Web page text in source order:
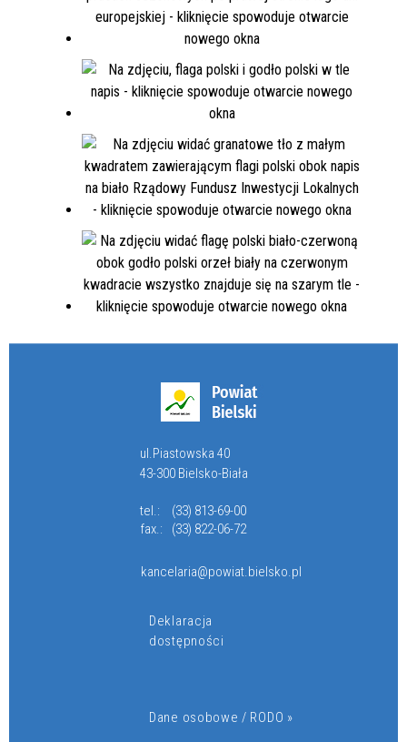
ul.Piastowska 40
43-300 Bielsko-Biała
tel.:
(33) 813-69-00
fax.:
(33) 822-06-72
kancelaria@powiat.bielsko.pl
Deklaracja
dostępności
Dane osobowe / RODO »